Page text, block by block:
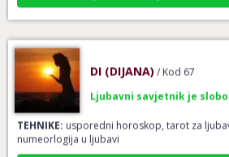
TEHNIKE:usporedni horoskop, tarot za ljubav,
numeorlogija u ljubavi